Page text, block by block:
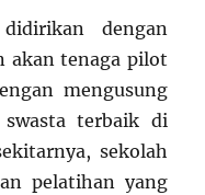
dengan
akan tenaga pilot
mengusung
terbaik di
sekolah
pelatihan yang